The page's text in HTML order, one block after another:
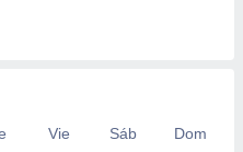
Vie Sáb
Dom